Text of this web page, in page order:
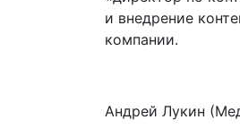
и внедрение
компании.
Андрей Лукин